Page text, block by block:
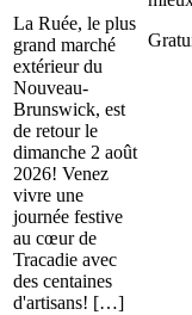
La Ruée, le plus
grand marché
extérieur du
Nouveau-
Brunswick, est
de retour le
dimanche 2 août
2026! Venez
vivre une
journée festive
au cœur de
Tracadie avec
des centaines
d'artisans! […]